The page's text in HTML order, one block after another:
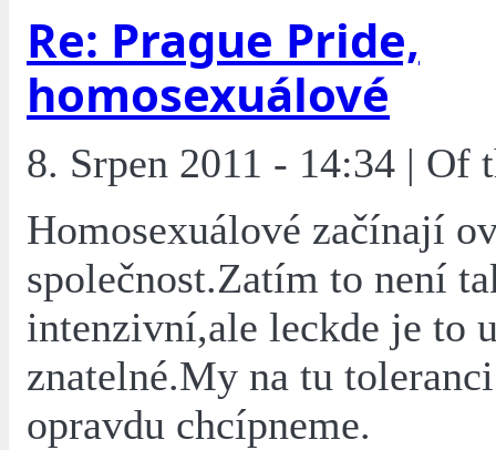
Re: Prague Pride,
homosexuálové
8. Srpen 2011 - 14:34 | Of
Homosexuálové začínají
společnost.Zatím to není
intenzivní,ale leckde je to
znatelné.My na tu
opravdu chcípneme.